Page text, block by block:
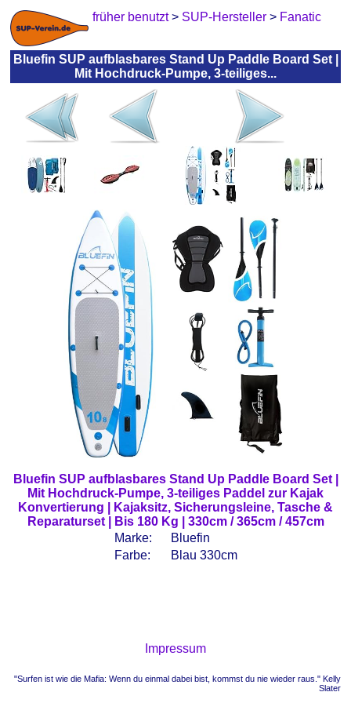
früher benutzt> SUP-Hersteller > Fanatic
Bluefin SUP aufblasbares Stand Up Paddle Board Set |
Mit Hochdruck-Pumpe, 3-teiliges...
Bluefin SUP aufblasbares Stand Up Paddle Board Set |
Mit Hochdruck-Pumpe, 3-teiliges Paddel zur Kajak
Konvertierung | Kajaksitz, Sicherungsleine, Tasche &
Reparaturset | Bis 180 Kg | 330cm / 365cm / 457cm
Marke:
Bluefin
Farbe:
Blau 330cm
Impressum
"Surfen ist wie die Mafia: Wenn du einmal dabei bist, kommst du nie wieder raus." Kelly
Slater